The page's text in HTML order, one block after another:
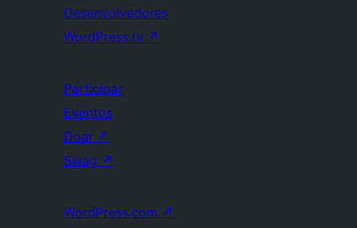
Desenvolvedores
WordPress.tv ↗
Participar
Eventos
Doar ↗
Swag ↗
WordPress.com ↗